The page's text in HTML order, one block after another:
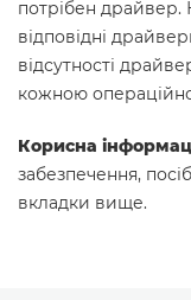
потрібен драйвер.
відповідні
відсутності
кожною
Корисна
забезпечення,
вкладки вище.